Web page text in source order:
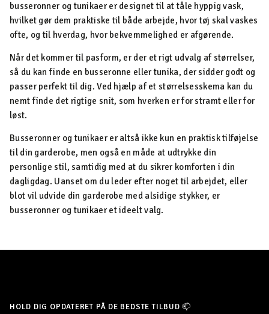
busseronner og tunikaer er designet til at tåle hyppig vask,
hvilket gør dem praktiske til både arbejde, hvor tøj skal vaskes
ofte, og til hverdag, hvor bekvemmelighed er afgørende.
Når det kommer til pasform, er der et rigt udvalg af størrelser,
så du kan finde en busseronne eller tunika, der sidder godt og
passer perfekt til dig. Ved hjælp af et størrelsesskema kan du
nemt finde det rigtige snit, som hverken er for stramt eller for
løst.
Busseronner og tunikaer er altså ikke kun en praktisk tilføjelse
til din garderobe, men også en måde at udtrykke din
personlige stil, samtidig med at du sikrer komforten i din
dagligdag. Uanset om du leder efter noget til arbejdet, eller
blot vil udvide din garderobe med alsidige stykker, er
busseronner og tunikaer et ideelt valg.
HOLD DIG OPDATERET PÅ DE BEDSTE TILBUD 📫